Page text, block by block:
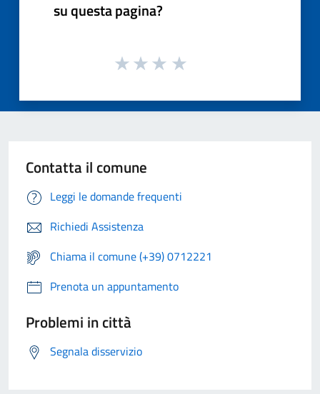
su questa pagina?
Contatta il comune
Leggi le domande frequenti
Richiedi Assistenza
Chiama il comune (+39) 0712221
Prenota un appuntamento
Problemi in città
Segnala disservizio